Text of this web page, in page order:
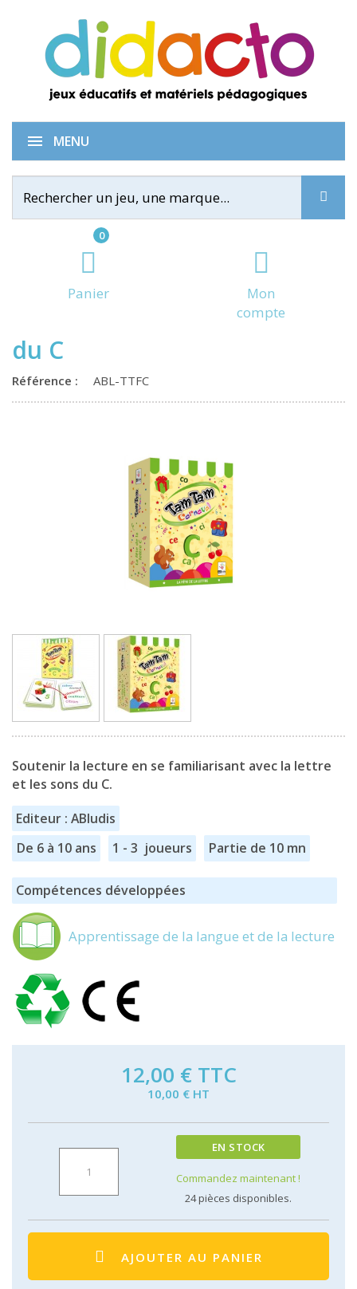
0
Panier
Mon
compte
MENU
Tam Tam Carnaval - La fête
du C
Référence : ABL-TTFC
Soutenir la lecture en se familiarisant avec la lettre
et les sons du C.
Editeur : ABludis
De 6 à 10 ans
1 - 3 joueurs Partie de 10 mn
Compétences développées
Apprentissage de la langue et de la lecture
12,00 € TTC
10,00 € HT
EN STOCK
Commandez maintenant !
24pièces disponibles.
AJOUTER AU PANIER